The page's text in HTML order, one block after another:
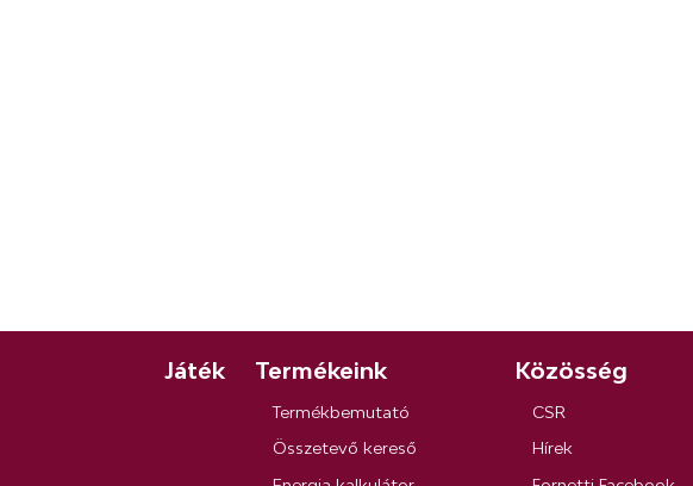
Játék Termékeink
Termékbemutató
Összetevő kereső
Közösség
CSR
Hírek